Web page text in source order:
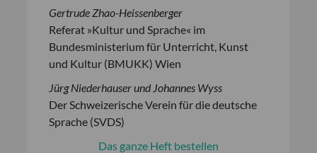
Gertrude Zhao-Heissenberger
Referat »Kultur und Sprache« im
Bundesministerium für Unterricht, Kunst
und Kultur (BMUKK) Wien
Jürg Niederhauser und Johannes Wyss
Der Schweizerische Verein für die deutsche
Sprache (SVDS)
Das ganze Heft bestellen